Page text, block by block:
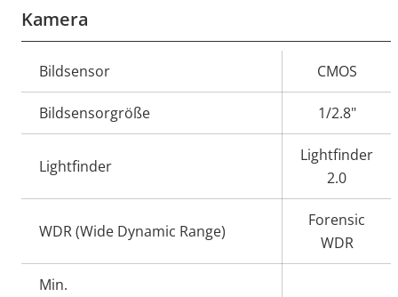
Kamera
Eigentumsbeschreibung Eigentumswert
Bildsensor CMOS
Bildsensorgröße 1/2.8"
Lightfinder
Lightfinder
2.0
WDR (Wide Dynamic Range)
Forensic
WDR
Min.